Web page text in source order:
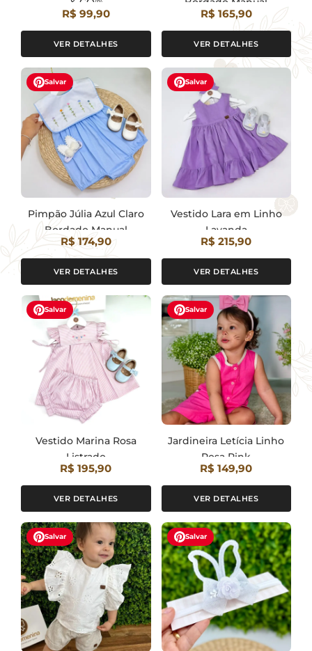
R$ 99,90
VER DETALHES
Coelhinha
R$ 165,90
VER DETALHES
Salvar
Pimpão Júlia Azul Claro
Bordado Manual
R$ 174,90
VER DETALHES
Salvar
Vestido Lara em Linho
Lavanda
R$ 215,90
VER DETALHES
Salvar
Vestido Marina Rosa
Listrado
R$ 195,90
VER DETALHES
Salvar
Jardineira Letícia Linho
Rosa Pink
R$ 149,90
VER DETALHES
Salvar Salvar